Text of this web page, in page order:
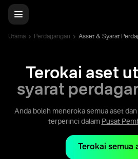
Utama Perdagangan Asset & Syarat
Terokai aset
syarat
Anda boleh meneroka semua aset
terperinci dalam Pusat
Terokai semua